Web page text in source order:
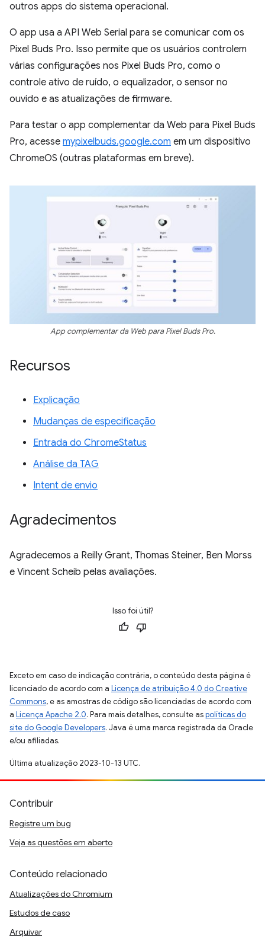
outros apps do sistema operacional.
O app usa a API Web Serial para se comunicar com os
Pixel Buds Pro. Isso permite que os usuários controlem
várias configurações nos Pixel Buds Pro, como o
controle ativo de ruído, o equalizador, o sensor no
ouvido e as atualizações de firmware.
Para testar o app complementar da Web para Pixel Buds
Pro, acesse mypixelbuds.google.com em um dispositivo
ChromeOS (outras plataformas em breve).
App complementar da Web para Pixel Buds Pro.
Recursos
Explicação
Mudanças de especificação
Entrada do ChromeStatus
Análise da TAG
Intent de envio
Agradecimentos
Agradecemos a Reilly Grant, Thomas Steiner, Ben Morss
e Vincent Scheib pelas avaliações.
Isso foi útil?
Exceto em caso de indicação contrária, o conteúdo desta página é
licenciado de acordo com a Licença de atribuição 4.0 do Creative
Commons, e as amostras de código são licenciadas de acordo com
a Licença Apache 2.0. Para mais detalhes, consulte aspolíticas do
site do Google Developers. Java é uma marca registrada da Oracle
e/ou afiliadas.
Última atualização 2023-10-13 UTC.
Contribuir
Registre um bug
Veja as questões em aberto
Conteúdo relacionado
Atualizações do Chromium
Estudos de caso
Arquivar